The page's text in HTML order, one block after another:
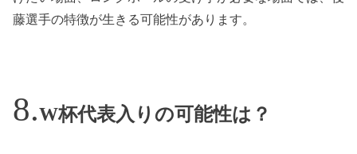
藤選手の特徴が生きる可能性があります。
W杯代表入りの可能性は？